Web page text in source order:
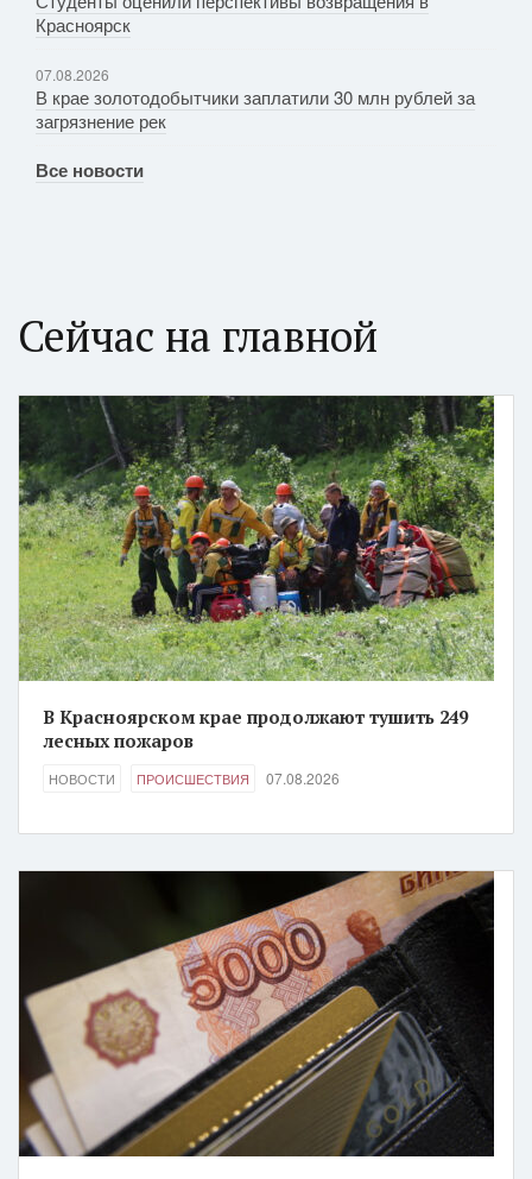
Красноярск
07.08.2026
В крае золотодобытчики заплатили 30 млн рублей за
загрязнение рек
Все новости
Сейчас на главной
В Красноярском крае продолжают тушить 249
лесных пожаров
НОВОСТИ ПРОИСШЕСТВИЯ 07.08.2026